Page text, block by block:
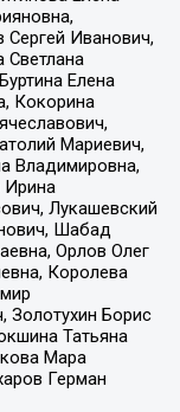
Иванович,
Светлана
Елена
Кокорина
Мариевич,
Владимировна,
Ирина
Лукашевский
Шабад
Орлов Олег
Королева
Золотухин Борис
Татьяна
Мара
Герман